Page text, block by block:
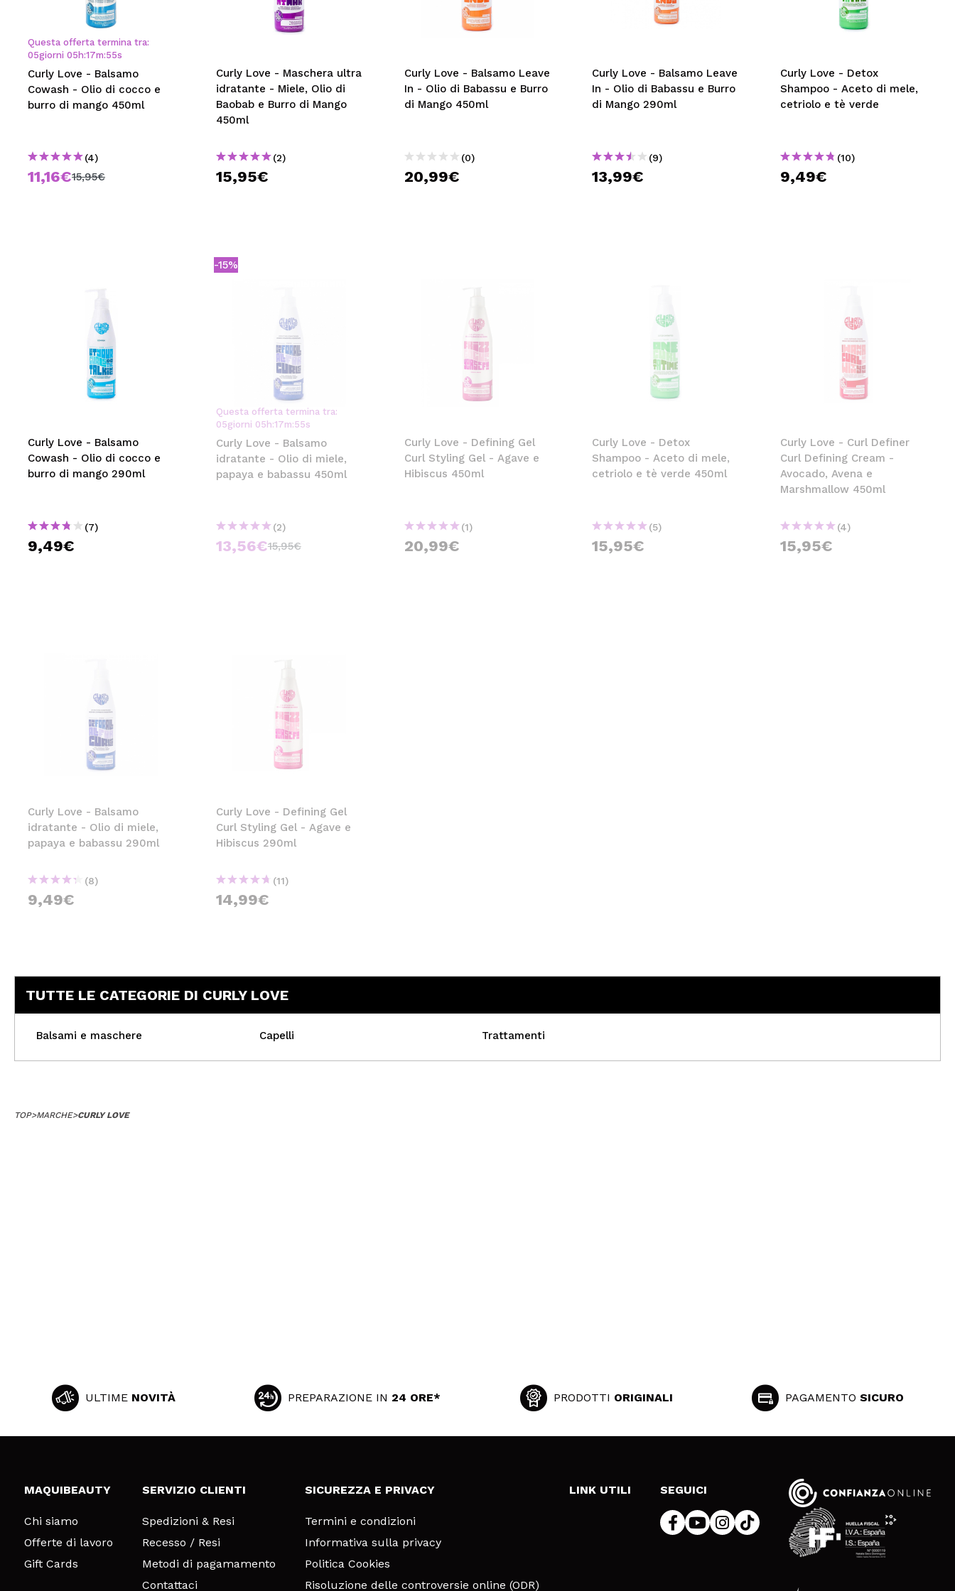
MAQUIFARMA
KOREA ZONE
TRAVEL SIZE
NATURE
SPECIALE
OUTLET
Questa offerta termina tra:
05giorni 05 h:17m:54s
Curly Love - Balsamo
Cowash - Olio di cocco e
burro di mango 450ml
(4)
11,16€15,95€
Curly Love - Maschera ultra
idratante - Miele, Olio di
Baobab e Burro di Mango
450ml
(2)
15,95€
Curly Love - Balsamo Leave
In - Olio di Babassu e Burro
di Mango 450ml
(0)
20,99€
Curly Love - Balsamo Leave
In - Olio di Babassu e Burro
di Mango 290ml
(9)
13,99€
Curly Love - Detox
Shampoo - Aceto di mele,
cetriolo e tè verde
(10)
9,49€
Curly Love - Balsamo
Cowash - Olio di cocco e
burro di mango 290ml
(7)
9,49€
-15%
Questa offerta termina tra:
05giorni 05 h:17m:54s
Curly Love - Balsamo
idratante - Olio di miele,
papaya e babassu 450ml
(2)
13,56€15,95€
Curly Love - Defining Gel
Curl Styling Gel - Agave e
Hibiscus 450ml
(1)
20,99€
Curly Love - Detox
Shampoo - Aceto di mele,
cetriolo e tè verde 450ml
(5)
15,95€
Curly Love - Curl Definer
Curl Defining Cream -
Avocado, Avena e
Marshmallow 450ml
(4)
15,95€
Curly Love - Balsamo
idratante - Olio di miele,
papaya e babassu 290ml
(8)
9,49€
Curly Love - Defining Gel
Curl Styling Gel - Agave e
Hibiscus 290ml
(11)
14,99€
TUTTE LE CATEGORIE DI CURLY LOVE
Balsami e maschere Capelli Trattamenti
TOP>MARCHE>CURLY LOVE
ULTIME NOVITÀ PREPARAZIONE IN 24 ORE* PRODOTTI ORIGINALI PAGAMENTO SICURO
MAQUIBEAUTY
Chi siamo
Offerte di lavoro
Gift Cards
SERVIZIO CLIENTI
Spedizioni & Resi
Recesso / Resi
Metodi di pagamamento
Contattaci
SICUREZZA E PRIVACY
Termini e condizioni
Informativa sulla privacy
Politica Cookies
Risoluzione delle controversie online (ODR)
LINK UTILI SEGUICI